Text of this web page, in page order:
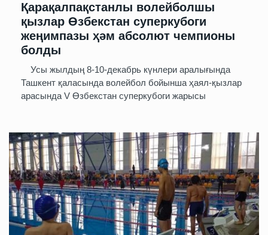
Қарақалпақстанлы волейболшы
қызлар Өзбекстан суперкубоги
жеңимпазы ҳәм абсолют чемпионы
болды
Усы жылдың 8-10-декабрь күнлери аралығында
Ташкент қаласында волейбол бойынша ҳаял-қызлар
арасында V Өзбекстан суперкубоги жарысы